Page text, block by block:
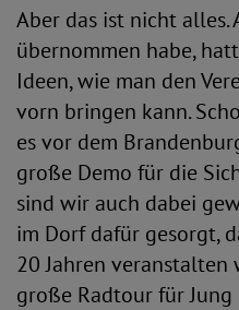
Aber das ist nicht alles.
übernommen habe,
Ideen, wie man den
vorn bringen kann.
es vor dem
große Demo für die
sind wir auch dabei
im Dorf dafür gesorgt,
20 Jahren veranstalten
große Radtour für